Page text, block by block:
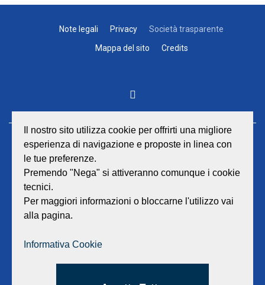
Note legali Privacy
Società trasparente
Mappa del sito
Credits
GEAT Srl
Sede legale e amministrativa:
Viale Lombardia 17 - 47838 Riccione
Capitale sociale euro 12.233.943,00 I.V.
E-mail:
Il nostro sito utilizza cookie per offrirti una migliore
esperienza di navigazione e proposte in linea con
le tue preferenze.
Premendo "Nega" si attiveranno comunque i cookie
tecnici.
Per maggiori informazioni o bloccarne l'utilizzo vai
alla pagina.
Informativa Cookie